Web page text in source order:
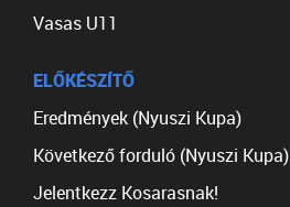
Vasas U11
ELŐKÉSZÍTŐ
Eredmények (Nyuszi Kupa)
Következő forduló (Nyuszi Kupa)
Jelentkezz Kosarasnak!